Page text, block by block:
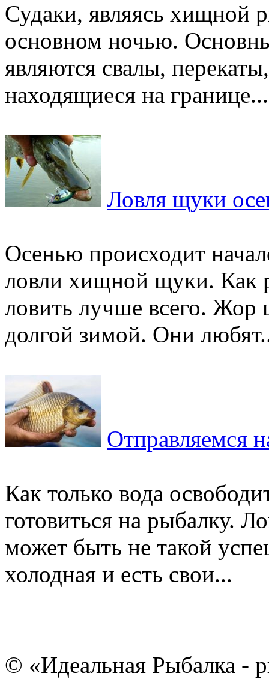
Судаки, являясь хищной
основном ночью.
являются свалы,
находящиеся на границе...
Ловля щуки
Осенью происходит
ловли хищной щуки. Как
ловить лучше всего. Жор
долгой зимой. Они
Отправляемся
Как только вода
готовиться на рыбалку.
может быть не такой
холодная и есть свои...
© «Идеальная Рыбалка -